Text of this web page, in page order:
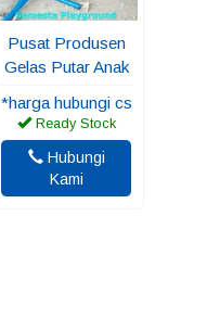
Pusat Produsen
Gelas Putar Anak
*harga hubungi cs
Ready Stock
Hubungi
Kami